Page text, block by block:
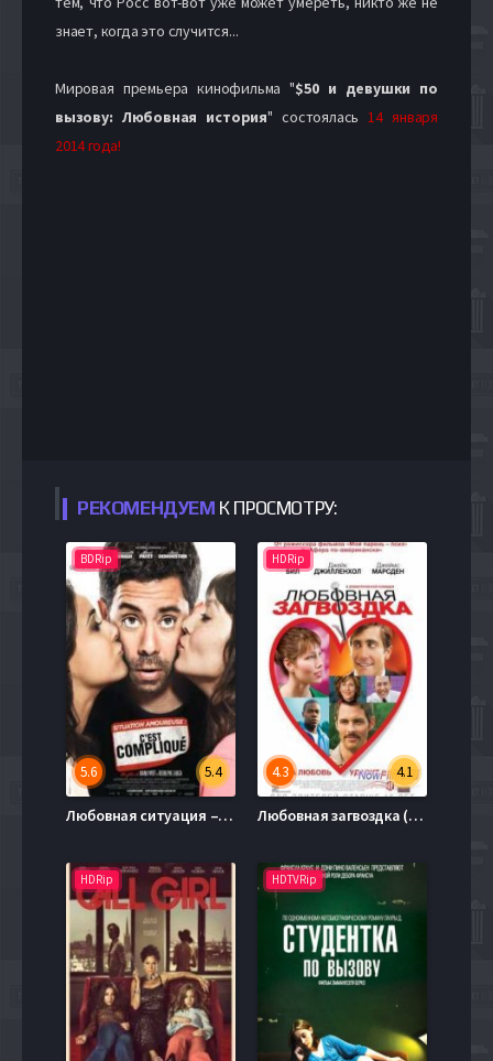
знает, когда это случится...
Мировая премьера кинофильма "$50 и девушки по
вызову: Любовная история" состоялась14 января
2014 года!
РЕКОМЕНДУЕМ К ПРОСМОТРУ:
BDRip
5.4
5.6
Любовная ситуация – это непросто (2014)
HDRip
4.1
4.3
Любовная загвоздка (2015)
HDRip HDTVRip